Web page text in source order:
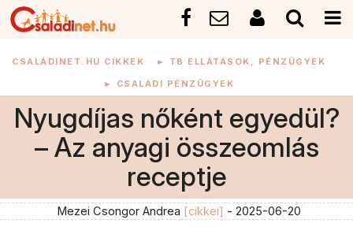
CSALÁDINET.HU CIKKEK ► TB ELLÁTÁSOK, PÉNZÜGYEK
► CSALÁDI PÉNZÜGYEK
Nyugdíjas nőként egyedül?
– Az anyagi összeomlás
receptje
Mezei Csongor Andrea [cikkei] - 2025-06-20